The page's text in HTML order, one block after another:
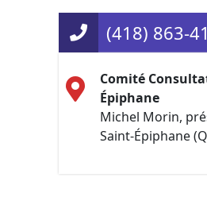
(418) 863-
Comité
Épiphane
Michel Morin,
Saint-Épiphane